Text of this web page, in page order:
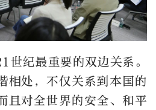
世纪最重要的双边关系。
相处，不仅关系到本国的
且对全世界的安全、和平